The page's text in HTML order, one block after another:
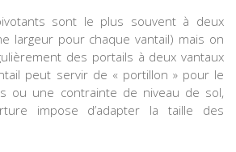
sont le plus souvent à deux
largeur pour chaque vantail) mais on
des portails à deux vantaux
peut servir de « portillon » pour le
ou une contrainte de niveau de sol,
impose d’adapter la taille des